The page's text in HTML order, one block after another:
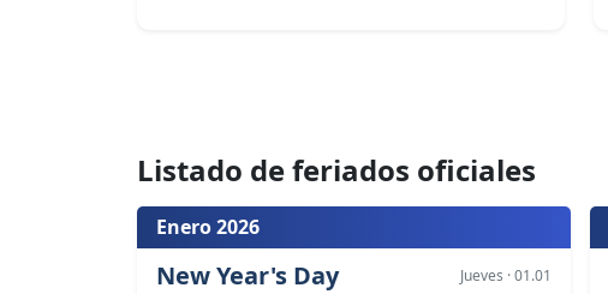
Listado de feriados oficiales
Enero 2026
New Year's Day Jueves · 01.01